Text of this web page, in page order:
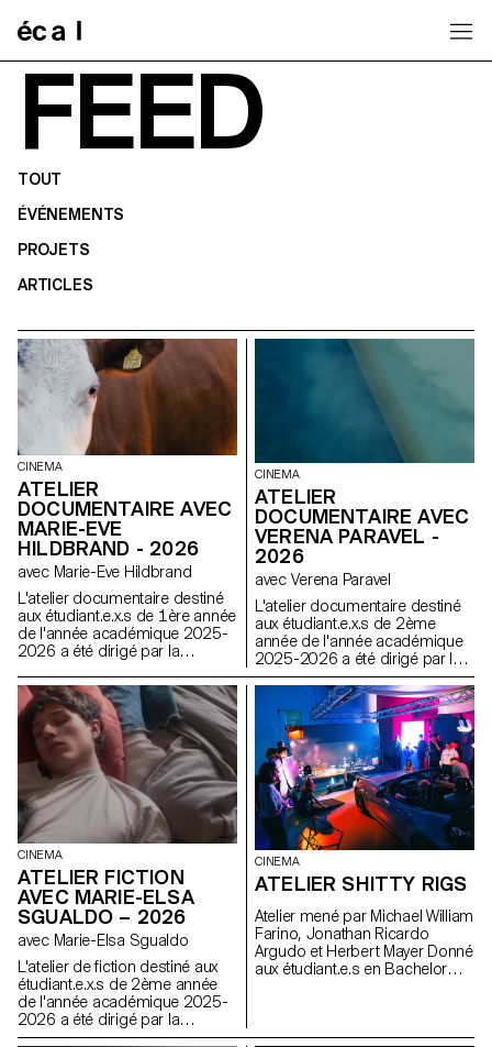
FEED
TOUT
ÉVÉNEMENTS
PROJETS
ARTICLES
CINEMA
ATELIER
DOCUMENTAIRE AVEC
MARIE-EVE
HILDBRAND - 2026
avec Marie-Eve Hildbrand
L'atelier documentaire destiné
aux étudiant.e.x.s de 1ère année
de l'année académique 2025-
2026 a été dirigé par la
Hildbrand.
CINEMA
ATELIER
DOCUMENTAIRE AVEC
VERENA PARAVEL -
2026
avec Verena Paravel
L'atelier documentaire destiné
aux étudiant.e.x.s de 2ème
année de l'année académique
2025-2026 a été dirigé par la
réalisatrice et anthropologue
visuelle française Verena
Paravel.
CINEMA
ATELIER FICTION
AVEC MARIE-ELSA
SGUALDO – 2026
avec Marie-Elsa Sgualdo
L'atelier de fiction destiné aux
étudiant.e.x.s de 2ème année
de l'année académique 2025-
2026 a été dirigé par la
réalisatrice suisse Marie-Elsa
CINEMA
ATELIER SHITTY RIGS
Atelier mené par Michael William
Farino, Jonathan Ricardo
Argudo et Herbert Mayer Donné
aux étudiant.e.s en Bachelor